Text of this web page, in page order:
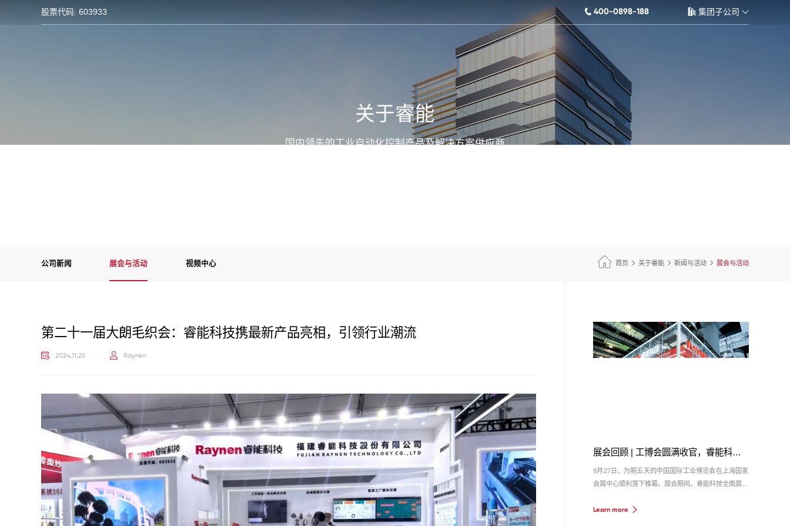
股票代码: 603933 400-0898-188 集团子公司
关于睿能
国内领先的工业自动化控制产品及解决方案供应商
公司新闻 展会与活动 视频中心 首页 关于睿能 新闻与活动 展会与活动
第二十一届大朗毛织会：睿能科技携最新产品亮相，引领行业潮流
2024,11,25 Raynen
展会回顾 | 工博会圆满收官，睿能科技以创新方案引领产业升级...
9月27日，为期五天的中国国际工业博览会在上海国家
会展中心顺利落下帷幕。展会期间，睿能科技全面展示
赢得了业界的广泛关注与高度评价。
Learn more